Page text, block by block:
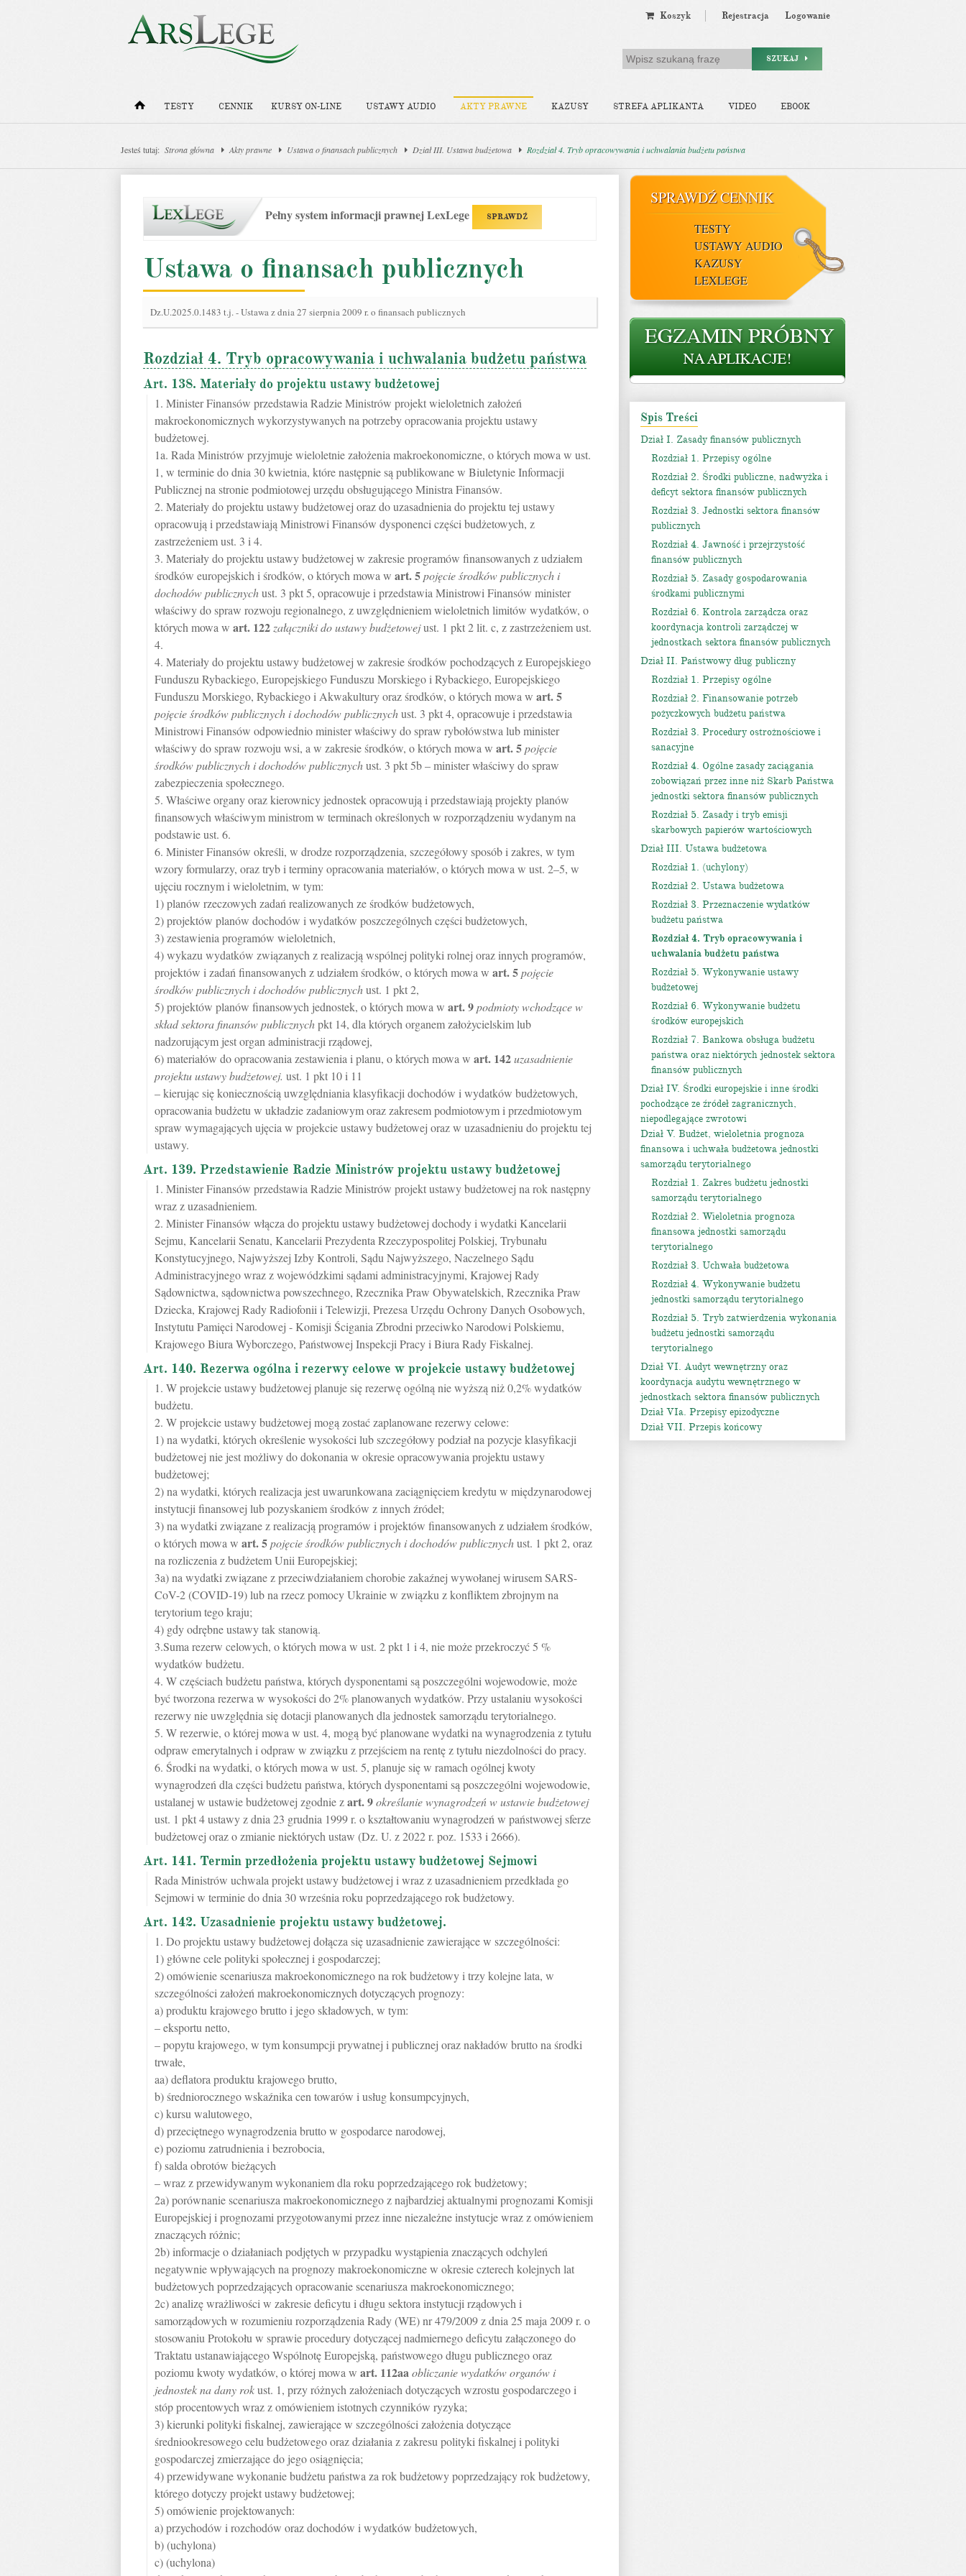
Koszyk Rejestracja Logowanie
SZUKAJ
TESTY CENNIK KURSY ON-LINE USTAWY AUDIO AKTY PRAWNE KAZUSY STREFA APLIKANTA VIDEO EBOOK
Jesteś tutaj: Strona główna Akty prawne Ustawa o finansach publicznych Dział III. Ustawa budżetowa Rozdział 4. Tryb opracowywania i uchwalania budżetu państwa
Pełny system informacji prawnej LexLege SPRAWDŹ
Ustawa o finansach publicznych
Dz.U.2025.0.1483 t.j.-Ustawa z dnia 27 sierpnia 2009 r. o finansach publicznych
Rozdział 4. Tryb opracowywania i uchwalania budżetu państwa
Art. 138. Materiały do projektu ustawy budżetowej
1. Minister Finansów przedstawia Radzie Ministrów projekt wieloletnich założeń
makroekonomicznych wykorzystywanych na potrzeby opracowania projektu ustawy
budżetowej.
1a. Rada Ministrów przyjmuje wieloletnie założenia makroekonomiczne, o których mowa w ust.
1, w terminie do dnia 30 kwietnia, które następnie są publikowane w Biuletynie Informacji
Publicznej na stronie podmiotowej urzędu obsługującego Ministra Finansów.
2. Materiały do projektu ustawy budżetowej oraz do uzasadnienia do projektu tej ustawy
opracowują i przedstawiają Ministrowi Finansów dysponenci części budżetowych, z
zastrzeżeniem ust. 3 i 4.
3. Materiały do projektu ustawy budżetowej w zakresie programów finansowanych z udziałem
środków europejskich i środków, o których mowa w art.5pojęcie środków publicznych i
dochodów publicznychust. 3 pkt 5, opracowuje i przedstawia Ministrowi Finansów minister
właściwy do spraw rozwoju regionalnego, z uwzględnieniem wieloletnich limitów wydatków, o
których mowa w art. 122 załączniki do ustawy budżetowejust. 1 pkt 2 lit. c, z zastrzeżeniem ust.
4.
4. Materiały do projektu ustawy budżetowej w zakresie środków pochodzących z Europejskiego
Funduszu Rybackiego, Europejskiego Funduszu Morskiego i Rybackiego, Europejskiego
Funduszu Morskiego, Rybackiego i Akwakultury oraz środków, o których mowa w art.5
pojęcie środków publicznych i dochodów publicznychust. 3 pkt 4, opracowuje i przedstawia
Ministrowi Finansów odpowiednio minister właściwy do spraw rybołówstwa lub minister
właściwy do spraw rozwoju wsi, a w zakresie środków, o których mowa w art.5pojęcie
środków publicznych i dochodów publicznychust. 3 pkt 5b – minister właściwy do spraw
zabezpieczenia społecznego.
5. Właściwe organy oraz kierownicy jednostek opracowują i przedstawiają projekty planów
finansowych właściwym ministrom w terminach określonych w rozporządzeniu wydanym na
podstawie ust. 6.
6. Minister Finansów określi, w drodze rozporządzenia, szczegółowy sposób i zakres, w tym
wzory formularzy, oraz tryb i terminy opracowania materiałów, o których mowa w ust. 2–5, w
ujęciu rocznym i wieloletnim, w tym:
1) planów rzeczowych zadań realizowanych ze środków budżetowych,
2) projektów planów dochodów i wydatków poszczególnych części budżetowych,
3) zestawienia programów wieloletnich,
4) wykazu wydatków związanych z realizacją wspólnej polityki rolnej oraz innych programów,
projektów i zadań finansowanych z udziałem środków, o których mowa w art.5pojęcie
środków publicznych i dochodów publicznychust. 1 pkt 2,
5) projektów planów finansowych jednostek, o których mowa w art.9podmioty wchodzące w
skład sektora finansów publicznychpkt 14, dla których organem założycielskim lub
nadzorującym jest organ administracji rządowej,
6) materiałów do opracowania zestawienia i planu, o których mowa w art. 142uzasadnienie
projektu ustawy budżetowej. ust. 1 pkt 10 i 11
– kierując się koniecznością uwzględniania klasyfikacji dochodów i wydatków budżetowych,
opracowania budżetu w układzie zadaniowym oraz zakresem podmiotowym i przedmiotowym
spraw wymagających ujęcia w projekcie ustawy budżetowej oraz w uzasadnieniu do projektu tej
ustawy.
Art. 139. Przedstawienie Radzie Ministrów projektu ustawy budżetowej
1. Minister Finansów przedstawia Radzie Ministrów projekt ustawy budżetowej na rok następny
wraz z uzasadnieniem.
2. Minister Finansów włącza do projektu ustawy budżetowej dochody i wydatki Kancelarii
Sejmu, Kancelarii Senatu, Kancelarii Prezydenta Rzeczypospolitej Polskiej, Trybunału
Konstytucyjnego, Najwyższej Izby Kontroli, Sądu Najwyższego, Naczelnego Sądu
Administracyjnego wraz z wojewódzkimi sądami administracyjnymi, Krajowej Rady
Sądownictwa, sądownictwa powszechnego, Rzecznika Praw Obywatelskich, Rzecznika Praw
Dziecka, Krajowej Rady Radiofonii i Telewizji, Prezesa Urzędu Ochrony Danych Osobowych,
Instytutu Pamięci Narodowej - Komisji Ścigania Zbrodni przeciwko Narodowi Polskiemu,
Krajowego Biura Wyborczego, Państwowej Inspekcji Pracy i Biura Rady Fiskalnej.
Art. 140. Rezerwa ogólna i rezerwy celowe w projekcie ustawy budżetowej
1. W projekcie ustawy budżetowej planuje się rezerwę ogólną nie wyższą niż 0,2% wydatków
budżetu.
2. W projekcie ustawy budżetowej mogą zostać zaplanowane rezerwy celowe:
1) na wydatki, których określenie wysokości lub szczegółowy podział na pozycje klasyfikacji
budżetowej nie jest możliwy do dokonania w okresie opracowywania projektu ustawy
budżetowej;
2) na wydatki, których realizacja jest uwarunkowana zaciągnięciem kredytu w międzynarodowej
instytucji finansowej lub pozyskaniem środków z innych źródeł;
3) na wydatki związane z realizacją programów i projektów finansowanych z udziałem środków,
o których mowa w art.5pojęcie środków publicznych i dochodów publicznychust. 1 pkt 2, oraz
na rozliczenia z budżetem Unii Europejskiej;
3a) na wydatki związane z przeciwdziałaniem chorobie zakaźnej wywołanej wirusem SARS-
CoV-2 (COVID-19) lub na rzecz pomocy Ukrainie w związku z konfliktem zbrojnym na
terytorium tego kraju;
4) gdy odrębne ustawy tak stanowią.
3.Suma rezerw celowych, o których mowa w ust. 2 pkt 1 i 4, nie może przekroczyć 5 %
wydatków budżetu.
4. W częściach budżetu państwa, których dysponentami są poszczególni wojewodowie, może
być tworzona rezerwa w wysokości do 2% planowanych wydatków. Przy ustalaniu wysokości
rezerwy nie uwzględnia się dotacji planowanych dla jednostek samorządu terytorialnego.
5. W rezerwie, o której mowa w ust. 4, mogą być planowane wydatki na wynagrodzenia z tytułu
odpraw emerytalnych i odpraw w związku z przejściem na rentę z tytułu niezdolności do pracy.
6. Środki na wydatki, o których mowa w ust. 5, planuje się w ramach ogólnej kwoty
wynagrodzeń dla części budżetu państwa, których dysponentami są poszczególni wojewodowie,
ustalanej w ustawie budżetowej zgodnie zart.9określanie wynagrodzeń w ustawie budżetowej
ust. 1 pkt 4 ustawy z dnia 23 grudnia 1999 r. o kształtowaniu wynagrodzeń w państwowej sferze
budżetowej oraz o zmianie niektórych ustaw (Dz. U. z 2022 r. poz. 1533 i 2666).
Art. 141. Termin przedłożenia projektu ustawy budżetowej Sejmowi
Rada Ministrów uchwala projekt ustawy budżetowej i wraz z uzasadnieniem przedkłada go
Sejmowi w terminie do dnia 30 września roku poprzedzającego rok budżetowy.
Art. 142. Uzasadnienie projektu ustawy budżetowej.
1. Do projektu ustawy budżetowej dołącza się uzasadnienie zawierające w szczególności:
1) główne cele polityki społecznej i gospodarczej;
2) omówienie scenariusza makroekonomicznego na rok budżetowy i trzy kolejne lata, w
szczególności założeń makroekonomicznych dotyczących prognozy:
a) produktu krajowego brutto i jego składowych, w tym:
– eksportu netto,
– popytu krajowego, w tym konsumpcji prywatnej i publicznej oraz nakładów brutto na środki
trwałe,
aa) deflatora produktu krajowego brutto,
b) średniorocznego wskaźnika cen towarów i usług konsumpcyjnych,
c) kursu walutowego,
d) przeciętnego wynagrodzenia brutto w gospodarce narodowej,
e) poziomu zatrudnienia i bezrobocia,
f) salda obrotów bieżących
– wraz z przewidywanym wykonaniem dla roku poprzedzającego rok budżetowy;
2a) porównanie scenariusza makroekonomicznego z najbardziej aktualnymi prognozami Komisji
Europejskiej i prognozami przygotowanymi przez inne niezależne instytucje wraz z omówieniem
znaczących różnic;
2b) informacje o działaniach podjętych w przypadku wystąpienia znaczących odchyleń
negatywnie wpływających na prognozy makroekonomiczne w okresie czterech kolejnych lat
budżetowych poprzedzających opracowanie scenariusza makroekonomicznego;
2c) analizę wrażliwości w zakresie deficytu i długu sektora instytucji rządowych i
samorządowych w rozumieniu rozporządzenia Rady (WE) nr 479/2009 z dnia 25 maja 2009 r. o
stosowaniu Protokołu w sprawie procedury dotyczącej nadmiernego deficytu załączonego do
Traktatu ustanawiającego Wspólnotę Europejską, państwowego długu publicznego oraz
poziomu kwoty wydatków, o której mowa w art. 112aaobliczanie wydatków organów i
jednostek na dany rokust. 1, przy różnych założeniach dotyczących wzrostu gospodarczego i
stóp procentowych wraz z omówieniem istotnych czynników ryzyka;
3) kierunki polityki fiskalnej, zawierające w szczególności założenia dotyczące
średniookresowego celu budżetowego oraz działania z zakresu polityki fiskalnej i polityki
gospodarczej zmierzające do jego osiągnięcia;
4) przewidywane wykonanie budżetu państwa za rok budżetowy poprzedzający rok budżetowy,
którego dotyczy projekt ustawy budżetowej;
5) omówienie projektowanych:
a) przychodów i rozchodów oraz dochodów i wydatków budżetowych,
b) (uchylona)
c) (uchylona)
SPRAWDŹ CENNIK
TESTY
USTAWY AUDIO
KAZUSY
LEXLEGE
Spis Treści
Dział I. Zasady finansów publicznych
Rozdział 1. Przepisy ogólne
Rozdział 2. Środki publiczne, nadwyżka i
deficyt sektora finansów publicznych
Rozdział 3. Jednostki sektora finansów
publicznych
Rozdział 4. Jawność i przejrzystość
finansów publicznych
Rozdział 5. Zasady gospodarowania
środkami publicznymi
Rozdział 6. Kontrola zarządcza oraz
koordynacja kontroli zarządczej w
jednostkach sektora finansów publicznych
Dział II. Państwowy dług publiczny
Rozdział 1. Przepisy ogólne
Rozdział 2. Finansowanie potrzeb
pożyczkowych budżetu państwa
Rozdział 3. Procedury ostrożnościowe i
sanacyjne
Rozdział 4. Ogólne zasady zaciągania
zobowiązań przez inne niż Skarb Państwa
jednostki sektora finansów publicznych
Rozdział 5. Zasady i tryb emisji
skarbowych papierów wartościowych
Dział III. Ustawa budżetowa
Rozdział 1. (uchylony)
Rozdział 2. Ustawa budżetowa
Rozdział 3. Przeznaczenie wydatków
budżetu państwa
Rozdział 4. Tryb opracowywania i
uchwalania budżetu państwa
Rozdział 5. Wykonywanie ustawy
budżetowej
Rozdział 6. Wykonywanie budżetu
środków europejskich
Rozdział 7. Bankowa obsługa budżetu
państwa oraz niektórych jednostek sektora
finansów publicznych
Dział IV. Środki europejskie i inne środki
pochodzące ze źródeł zagranicznych,
niepodlegające zwrotowi
Dział V. Budżet, wieloletnia prognoza
finansowa i uchwała budżetowa jednostki
samorządu terytorialnego
Rozdział 1. Zakres budżetu jednostki
samorządu terytorialnego
Rozdział 2. Wieloletnia prognoza
finansowa jednostki samorządu
terytorialnego
Rozdział 3. Uchwała budżetowa
Rozdział 4. Wykonywanie budżetu
jednostki samorządu terytorialnego
Rozdział 5. Tryb zatwierdzenia wykonania
budżetu jednostki samorządu
terytorialnego
Dział VI. Audyt wewnętrzny oraz
koordynacja audytu wewnętrznego w
jednostkach sektora finansów publicznych
Dział VIa. Przepisy epizodyczne
Dział VII. Przepis końcowy